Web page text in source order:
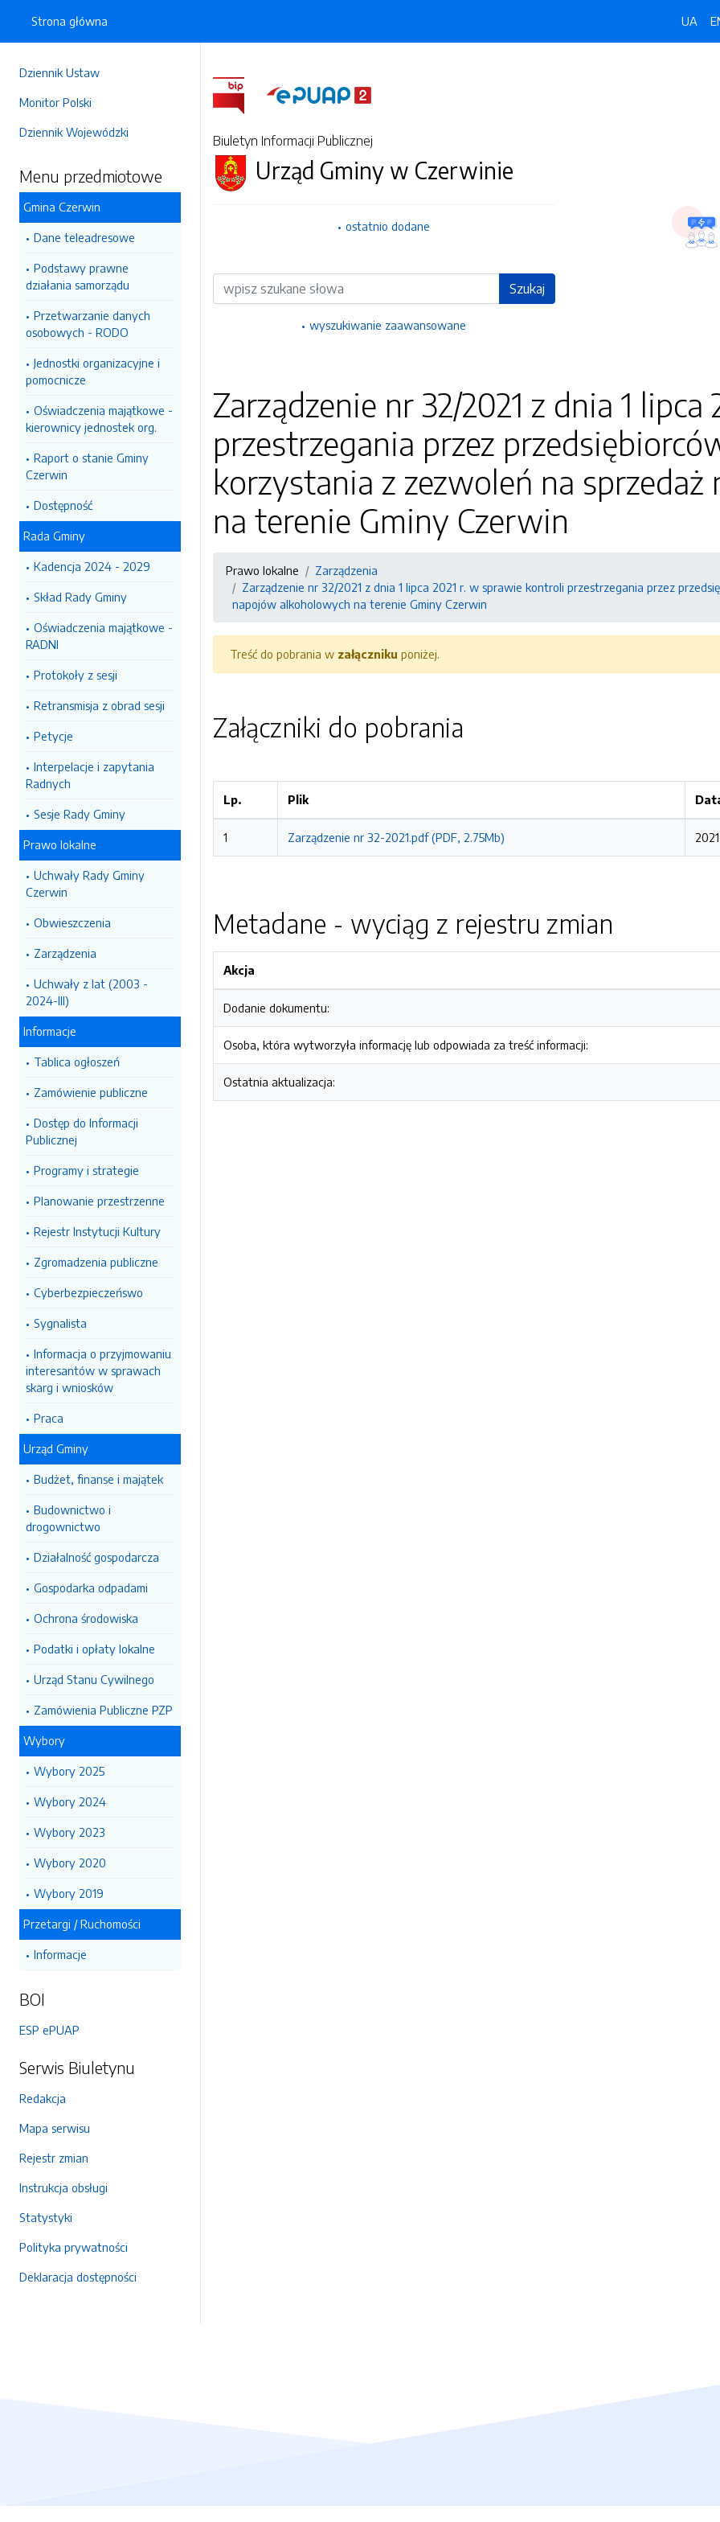
Dziennik Ustaw
Monitor Polski
Dziennik Wojewódzki
Menu przedmiotowe
Gmina Czerwin
Dane teleadresowe
Podstawy prawne
działania samorządu
Przetwarzanie danych
osobowych - RODO
Jednostki organizacyjne i
pomocnicze
Oświadczenia majątkowe -
kierownicy jednostek org.
Raport o stanie Gminy
Czerwin
Dostępność
Rada Gminy
Kadencja 2024 - 2029
Skład Rady Gminy
Oświadczenia majątkowe -
RADNI
Protokoły z sesji
Retransmisja z obrad sesji
Petycje
Interpelacje i zapytania
Radnych
Sesje Rady Gminy
Prawo lokalne
Uchwały Rady Gminy
Czerwin
Obwieszczenia
Zarządzenia
Uchwały z lat (2003 -
2024-III)
Informacje
Tablica ogłoszeń
Zamówienie publiczne
Dostęp do Informacji
Publicznej
Programy i strategie
Planowanie przestrzenne
Rejestr Instytucji Kultury
Zgromadzenia publiczne
Cyberbezpieczeńswo
Sygnalista
Informacja o przyjmowaniu
interesantów w sprawach
skarg i wniosków
Praca
Urząd Gminy
Budżet, finanse i majątek
Budownictwo i
drogownictwo
Działalność gospodarcza
Gospodarka odpadami
Ochrona środowiska
Podatki i opłaty lokalne
Urząd Stanu Cywilnego
Zamówienia Publiczne PZP
Wybory
Wybory 2025
Wybory 2024
Wybory 2023
Wybory 2020
Wybory 2019
Przetargi / Ruchomości
Informacje
BOI
ESP ePUAP
Serwis Biuletynu
Redakcja
Mapa serwisu
Rejestr zmian
Instrukcja obsługi
Statystyki
Polityka prywatności
Deklaracja dostępności
Strona główna UA
Biuletyn Informacji Publicznej
Urząd Gminy w Czerwinie
ostatnio dodane
Wyszukiwarka Szukaj
wyszukiwanie zaawansowane
Zarządzenie nr 32/2021 z dnia 1
przestrzegania przez
korzystania z zezwoleń na
na terenie Gminy Czerwin
Prawo lokalne
Zarządzenia
Zarządzenie nr 32/2021 z dnia 1 lipca 2021 r. w sprawie kontroli przestrzegania przez
napojów alkoholowych na terenie Gminy Czerwin
Treść do pobrania w załączniku poniżej.
Załączniki do pobrania
Lp. Plik
1 Zarządzenie nr 32-2021.pdf (PDF, 2.75Mb)
Metadane - wyciąg z rejestru zmian
Akcja
Dodanie dokumentu:
Osoba, która wytworzyła informację lub odpowiada za treść informacji:
Ostatnia aktualizacja: